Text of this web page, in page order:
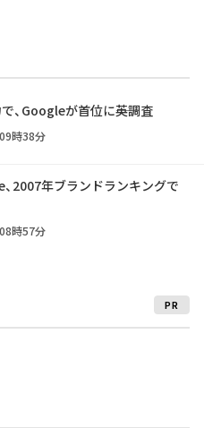
、Googleが首位に――英調査
時38分
2007年ブランドランキングで
時57分
PR